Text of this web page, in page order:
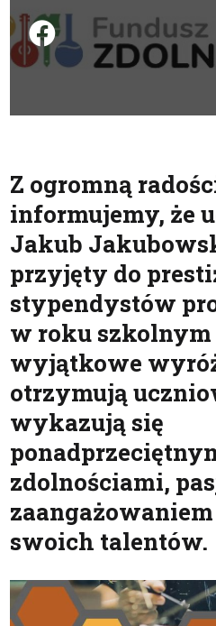
Podziel
Z ogromną
informujemy, że
Jakub
przyjęty do
stypendystów
w roku szkolnym
wyjątkowe
otrzymują
wykazują się
zdolnościami,
swoich talentów.